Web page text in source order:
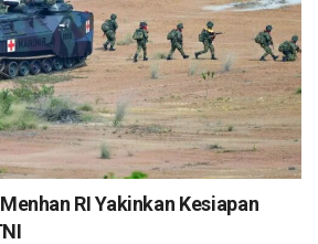
RI Yakinkan Kesiapan